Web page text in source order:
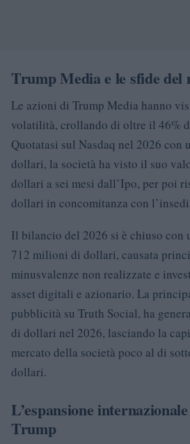
Trump Media e le sfide del
Le azioni di Trump Media hanno
volatilità, crollando di oltre il 46%
Quotatasi sul Nasdaq nel 2026 con
dollari, la società ha visto il suo
dollari a sei mesi dall’Ipo, per poi
dollari in concomitanza con
Il bilancio del 2026 si è chiuso con
712 milioni di dollari, causata
minusvalenze non realizzate e
asset digitali e azionario. La
pubblicità su Truth Social, ha
di dollari nel 2026, lasciando la
mercato della società poco al di
dollari.
L’espansione
Trump